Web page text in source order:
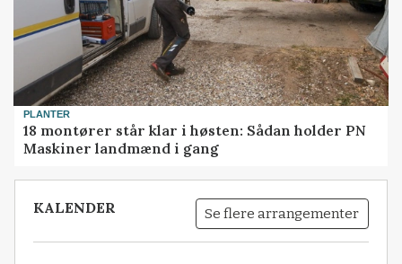
PLANTER
18 montører står klar i høsten: Sådan holder PN
Maskiner landmænd i gang
KALENDER Se flere arrangementer